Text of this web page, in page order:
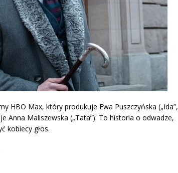
HBO Max, który produkuje Ewa Puszczyńska („Ida”,
Anna Maliszewska („Tata”). To historia o odwadze,
kobiecy głos.